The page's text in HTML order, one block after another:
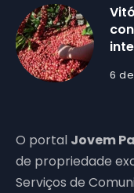
6
O portal Jovem
de propriedade
Serviços de